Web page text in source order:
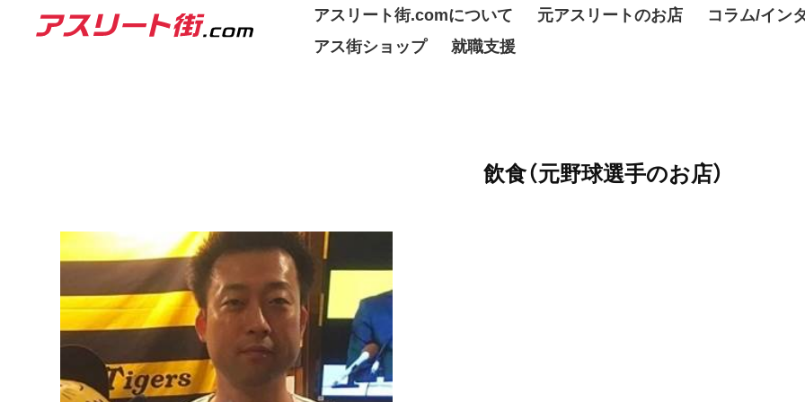
アスリート街.comについて 元アスリートのお店
コラム/イン
アス街ショップ
就職支援
飲食（元野球選手のお店）